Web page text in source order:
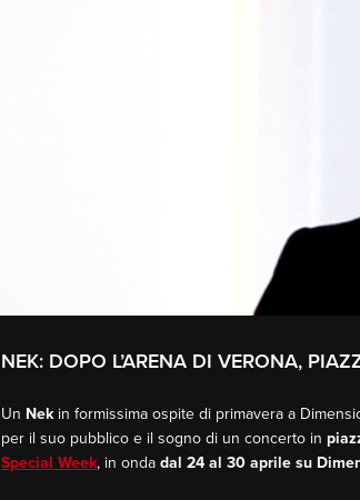
NEK: DOPO L’ARENA DI VERONA,
Un Nekin formissima ospite di primavera a
per il suo pubblico e il sogno di un concerto in
Special Week, in onda dal 24 al 30 aprile su